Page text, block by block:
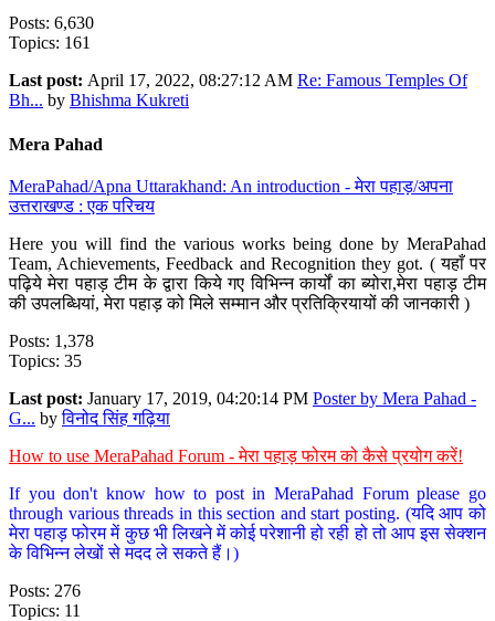
Posts: 6,630
Topics: 161
Last post: April 17, 2022, 08:27:12 AM Re: Famous Temples Of
Bh... by Bhishma Kukreti
Mera Pahad
MeraPahad/Apna Uttarakhand: An introduction - मेरा पहाड़/अपना
उत्तराखण्ड : एक परिचय
Here you will find the various works being done by MeraPahad
Team, Achievements, Feedback and Recognition they got. ( यहाँ पर
पढ़िये मेरा पहाड़ टीम के द्वारा किये गए विभिन्न कार्यों का ब्योरा,मेरा पहाड़ टीम
की उपलब्धियां, मेरा पहाड़ को मिले सम्मान और प्रतिक्रियायों की जानकारी )
Posts: 1,378
Topics: 35
Last post: January 17, 2019, 04:20:14 PM Poster by Mera Pahad -
G... byविनोद सिंह गढ़िया
How to use MeraPahad Forum - मेरा पहाड़ फोरम को कैसे प्रयोग करें!
If you don't know how to post in MeraPahad Forum please go
through various threads in this section and start posting. (यदि आप को
मेरा पहाड़ फोरम में कुछ भी लिखने में कोई परेशानी हो रही हो तो आप इस सेक्शन
के विभिन्न लेखों से मदद ले सकते हैं।)
Posts: 276
Topics: 11